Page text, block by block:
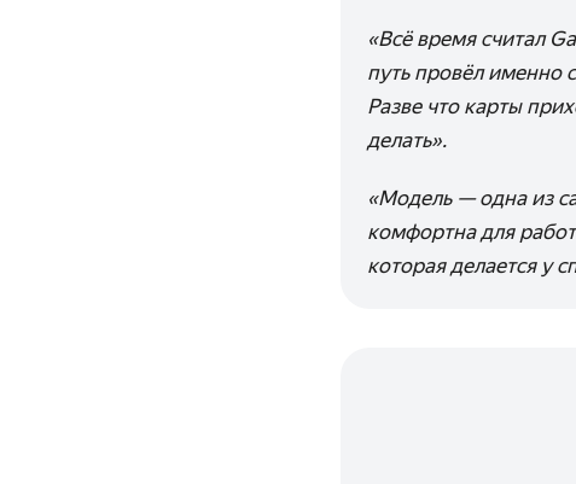
«Всё время считал
путь провёл именно
Разве что карты
делать».
«Модель — одна из
комфортна для
которая делается у